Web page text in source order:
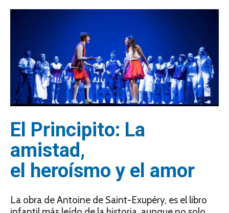
El Principito: La
amistad,
el heroísmo y el amor
La obra de Antoine de Saint-Exupéry, es el libro